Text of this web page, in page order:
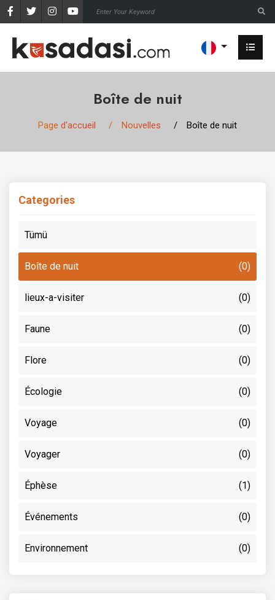
Boîte de nuit
Page d'accueil Nouvelles Boîte de nuit
Categories
Tümü
Boîte de nuit (0)
lieux-a-visiter (0)
Faune (0)
Flore (0)
Écologie (0)
Voyage (0)
Voyager (0)
Éphèse (1)
Événements (0)
Environnement (0)